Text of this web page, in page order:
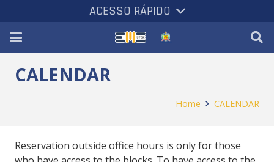
ACESSO RÁPIDO
CALENDAR
Home CALENDAR
Reservation outside office hours is only for those